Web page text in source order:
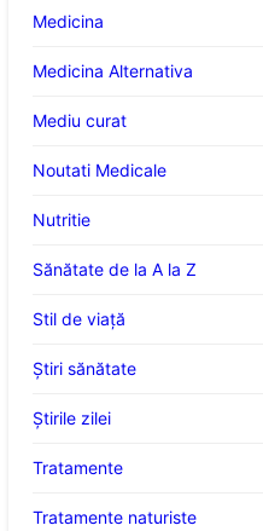
Medicina
Medicina Alternativa
Mediu curat
Noutati Medicale
Nutritie
Sănătate de la A la Z
Stil de viaţă
Ştiri sănătate
Știrile zilei
Tratamente
Tratamente naturiste